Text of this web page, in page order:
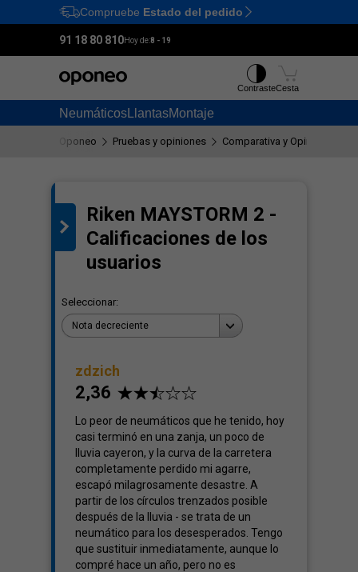
Ctrl M
Compruebe Estado del pedido
91 18 80 810Hoy de:8 - 19
Neumáticos LlantasMontaje
ContrasteCesta
Oponeo Pruebas y opiniones Comparativa y Opiniones
Riken MAYSTORM 2 -
Calificaciones de los
usuarios
Seleccionar:
Nota decreciente
zdzich
2,36
Lo peor de neumáticos que he tenido, hoy
casi terminó en una zanja, un poco de
lluvia cayeron, y la curva de la carretera
completamente perdido mi agarre,
escapó milagrosamente desastre. A
partir de los círculos trenzados posible
después de la lluvia - se trata de un
neumático para los desesperados. Tengo
que sustituir inmediatamente, aunque lo
compré hace un año, pero no es